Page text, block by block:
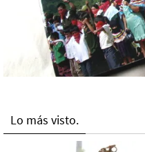
Lo más visto.